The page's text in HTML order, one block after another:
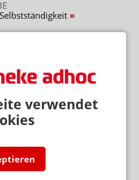
verwendet
bauen eigene Arztpraxis
und Dorfapotheke
und kommunale